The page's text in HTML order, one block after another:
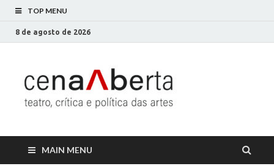
TOP MENU
8 de agosto de 2026
MAIN MENU